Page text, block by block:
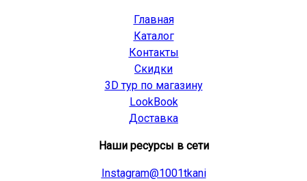
Главная
Каталог
Контакты
Скидки
3D тур по магазину
LookBook
Доставка
Наши ресурсы в сети
Instagram@1001tkani